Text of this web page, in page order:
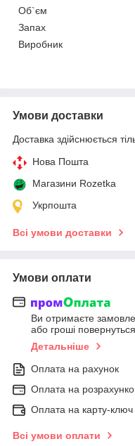
Об`єм
Запах
Виробник
Умови доставки
Доставка здійснюється
Нова Пошта
Магазини Rozetka
Укрпошта
Всі умови доставки
Умови оплати
Ви отримаєте
або гроші
Детальніше
Оплата на рахунок
Оплата на
Оплата на карту-
Всі умови оплати